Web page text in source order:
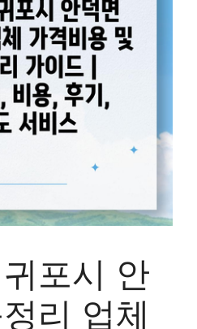
포시 안
리 업체